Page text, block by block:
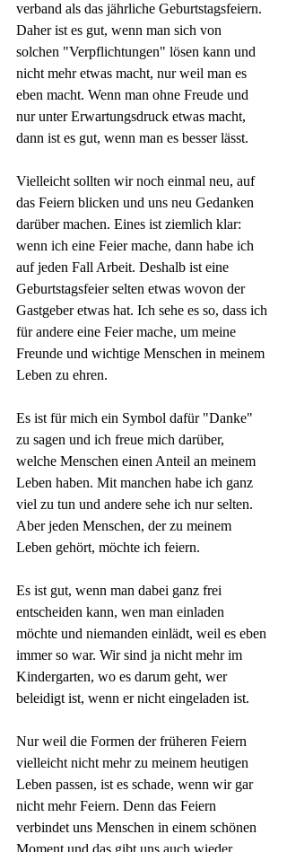
verband als das jährliche Geburtstagsfeiern.
Daher ist es gut, wenn man sich von
solchen "Verpflichtungen" lösen kann und
nicht mehr etwas macht, nur weil man es
eben macht. Wenn man ohne Freude und
nur unter Erwartungsdruck etwas macht,
dann ist es gut, wenn man es besser lässt.
Vielleicht sollten wir noch einmal neu, auf
das Feiern blicken und uns neu Gedanken
darüber machen. Eines ist ziemlich klar:
wenn ich eine Feier mache, dann habe ich
auf jeden Fall Arbeit. Deshalb ist eine
Geburtstagsfeier selten etwas wovon der
Gastgeber etwas hat. Ich sehe es so, dass ich
für andere eine Feier mache, um meine
Freunde und wichtige Menschen in meinem
Leben zu ehren.
Es ist für mich ein Symbol dafür "Danke"
zu sagen und ich freue mich darüber,
welche Menschen einen Anteil an meinem
Leben haben. Mit manchen habe ich ganz
viel zu tun und andere sehe ich nur selten.
Aber jeden Menschen, der zu meinem
Leben gehört, möchte ich feiern.
Es ist gut, wenn man dabei ganz frei
entscheiden kann, wen man einladen
möchte und niemanden einlädt, weil es eben
immer so war. Wir sind ja nicht mehr im
Kindergarten, wo es darum geht, wer
beleidigt ist, wenn er nicht eingeladen ist.
Nur weil die Formen der früheren Feiern
vielleicht nicht mehr zu meinem heutigen
Leben passen, ist es schade, wenn wir gar
nicht mehr Feiern. Denn das Feiern
verbindet uns Menschen in einem schönen